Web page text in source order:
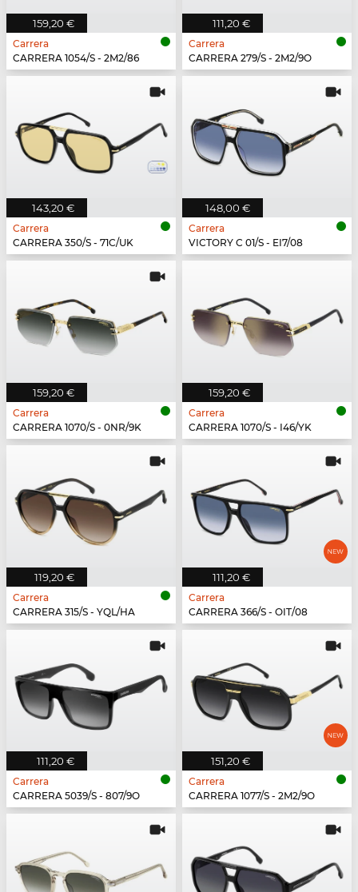
159,20 €
Carrera
CARRERA 1054/S - 2M2/86
111,20 €
Carrera
CARRERA 279/S - 2M2/9O
143,20 €
Carrera
CARRERA 350/S - 71C/UK
148,00 €
Carrera
VICTORY C 01/S - EI7/08
159,20 €
Carrera
CARRERA 1070/S - 0NR/9K
159,20 €
Carrera
CARRERA 1070/S - I46/YK
119,20 €
Carrera
CARRERA 315/S - YQL/HA
111,20 €
Carrera
CARRERA 366/S - OIT/08
111,20 €
Carrera
CARRERA 5039/S - 807/9O
151,20 €
Carrera
CARRERA 1077/S - 2M2/9O